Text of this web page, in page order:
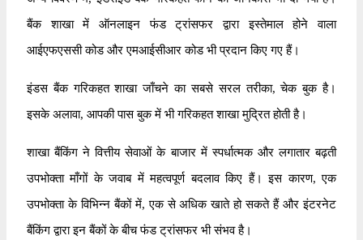
बैंक शाखा में ऑनलाइन फंड ट्रांसफर द्वारा इस्तेमाल होने वाला
आईएफएससी कोड और एमआईसीआर कोड भी प्रदान किए गए हैं।
इंडस बैंक गरिकहत शाखा जाँचने का सबसे सरल तरीका, चेक बुक है।
इसके अलावा, आपकी पास बुक में भी गरिकहत शाखा मुद्रित होती है।
शाखा बैंकिंग ने वित्तीय सेवाओं के बाजार में स्पर्धात्मक और लगातार बढ़ती
उपभोक्ता माँगों के जवाब में महत्वपूर्ण बदलाव किए हैं। इस कारण, एक
उपभोक्ता के विभिन्न बैंकों में, एक से अधिक खाते हो सकते हैं और इंटरनेट
बैंकिंग द्वारा इन बैंकों के बीच फंड ट्रांसफर भी संभव है।